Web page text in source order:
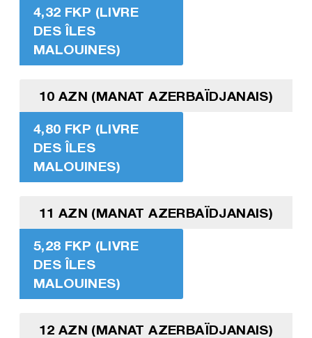
4,32 FKP (LIVRE
DES ÎLES
MALOUINES)
10 AZN (MANAT AZERBAÏDJANAIS)
4,80 FKP (LIVRE
DES ÎLES
MALOUINES)
11 AZN (MANAT AZERBAÏDJANAIS)
5,28 FKP (LIVRE
DES ÎLES
MALOUINES)
12 AZN (MANAT AZERBAÏDJANAIS)